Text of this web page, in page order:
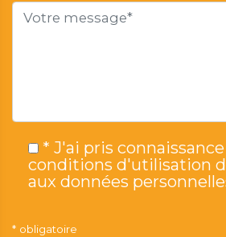
* J'ai pris
conditions d'utilisation
aux données
* obligatoire